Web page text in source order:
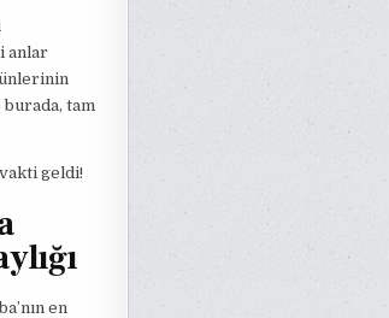
anlar
tam
geldi!
en